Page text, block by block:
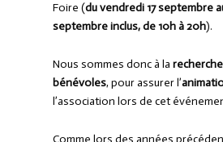
Foire (du vendredi 17 septembre
septembre inclus, de 10h à 20h).
Nous sommes donc à la
bénévoles, pour assurer l’
l’association lors de cet
Comme lors des années